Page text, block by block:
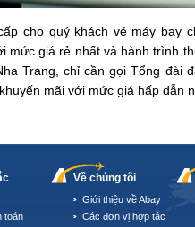
cho quý khách vé máy bay
mức giá rẻ nhất và hành trình
Trang, chỉ cần gọi Tổng đài
mãi với mức giá hấp dẫn
toán
Về chúng tôi
Giới thiệu về Abay
Các đơn vị hợp tác